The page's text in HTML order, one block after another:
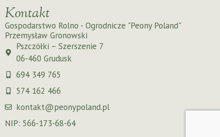
Kontakt
Gospodarstwo Rolno - Ogrodnicze "Peony Poland"
Przemysław Gronowski
Pszczółki – Szerszenie 7
06-460 Grudusk
694 349 765
574 162 466
kontakt@peonypoland.pl
NIP: 566-173-68-64